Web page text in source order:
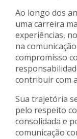
Ao longo dos
uma carreira
experiências,
na
compromisso
contribuir com
Sua trajetória
pelo respeito
consolidada e
comunicação